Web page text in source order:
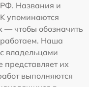
РФ. Названия и
упоминаются
— чтобы обозначить
Наша
владельцами
их
выполняются